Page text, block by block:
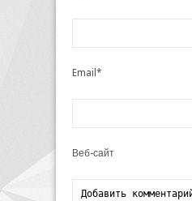
Email*
Веб-сайт